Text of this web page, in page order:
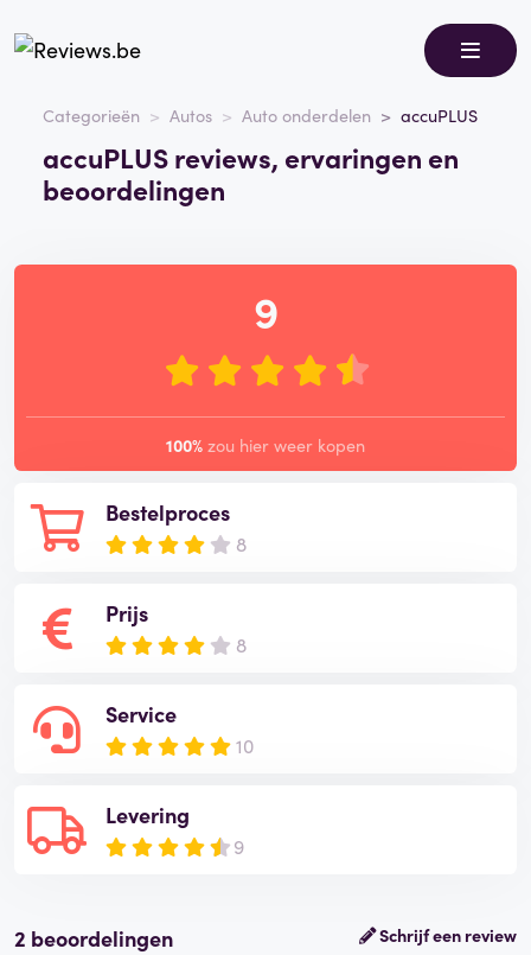
Categorieën Autos Auto onderdelen accuPLUS
accuPLUS reviews, ervaringen en
beoordelingen
Bestelproces
8
Prijs
8
Service
10
Levering
9
9
100% zou hier weer kopen
2 beoordelingen Schrijf een review